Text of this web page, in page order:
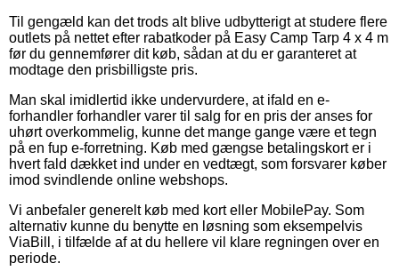
Til gengæld kan det trods alt blive udbytterigt at studere flere
outlets på nettet efter rabatkoder på Easy Camp Tarp 4 x 4 m
før du gennemfører dit køb, sådan at du er garanteret at
modtage den prisbilligste pris.
Man skal imidlertid ikke undervurdere, at ifald en e-
forhandler forhandler varer til salg for en pris der anses for
uhørt overkommelig, kunne det mange gange være et tegn
på en fup e-forretning. Køb med gængse betalingskort er i
hvert fald dækket ind under en vedtægt, som forsvarer køber
imod svindlende online webshops.
Vi anbefaler generelt køb med kort eller MobilePay. Som
alternativ kunne du benytte en løsning som eksempelvis
ViaBill, i tilfælde af at du hellere vil klare regningen over en
periode.